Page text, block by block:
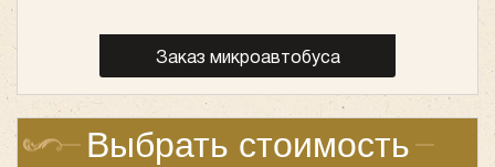
Заказ микроавтобуса
Выбрать стоимость